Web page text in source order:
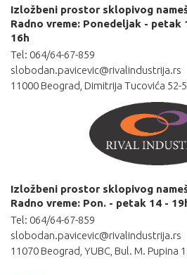
Izložbeni prostor sklopivog
Radno vreme: Ponedeljak - petak
16h
Tel: 064/64-67-859
slobodan.pavicevic@rivalindustrija.rs
11000 Beograd, Dimitrija Tucovića 52-
Izložbeni prostor sklopivog
Radno vreme: Pon. - petak 14 -
Tel: 064/64-67-859
slobodan.pavicevic@rivalindustrija.rs
11070 Beograd, YUBC, Bul. M. Pupina